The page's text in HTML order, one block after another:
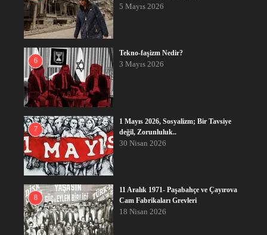
5 Mayıs 2026
6
Tekno-faşizm Nedir?
3 Mayıs 2026
7
1 Mayıs 2026, Sosyalizm; Bir Tavsiye
değil, Zorunluluk..
30 Nisan 2026
8
11 Aralık 1971- Paşabahçe ve Çayırova
Cam Fabrikaları Grevleri
18 Nisan 2026